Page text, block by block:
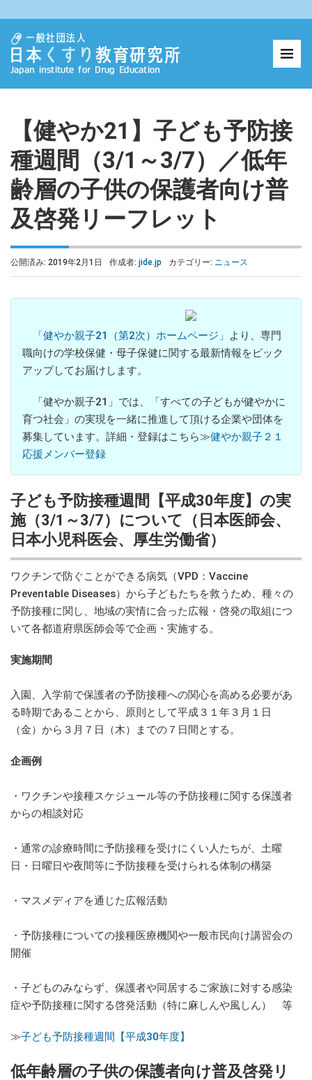
【健やか21】子ども予防接
種週間（3/1～3/7）／低年
齢層の子供の保護者向け普
及啓発リーフレット
公開済み: 2019年2月1日 作成者: jide.jp カテゴリー: ニュース
「健やか親子21（第2次）ホームページ」
より、専門
職向けの学校保健・母子保健に関する最新情報をピック
アップしてお届けします。
「健やか親子21」では、「すべての子どもが健やかに
育つ社会」の実現を一緒に推進して頂ける企業や団体を
募集しています。詳細・登録はこちら≫健やか親子２１
応援メンバー登録
子ども予防接種週間【平成30年度】の実
施（3/1～3/7）について（日本医師会、
日本小児科医会、厚生労働省）
ワクチンで防ぐことができる病気（VPD：Vaccine
Preventable Diseases）から子どもたちを救うため、種々の
予防接種に関し、地域の実情に合った広報・啓発の取組につ
いて各都道府県医師会等で企画・実施する。
実施期間
入園、入学前で保護者の予防接種への関心を高める必要があ
る時期であることから、原則として平成３１年３月１日
（金）から３月７日（木）までの７日間とする。
企画例
・ワクチンや接種スケジュール等の予防接種に関する保護者
からの相談対応
・通常の診療時間に予防接種を受けにくい人たちが、土曜
日・日曜日や夜間等に予防接種を受けられる体制の構築
・マスメディアを通じた広報活動
・予防接種についての接種医療機関や一般市民向け講習会の
開催
・子どものみならず、保護者や同居するご家族に対する感染
症や予防接種に関する啓発活動（特に麻しんや風しん） 等
≫子ども予防接種週間【平成30年度】
低年齢層の子供の保護者向け普及啓発リ